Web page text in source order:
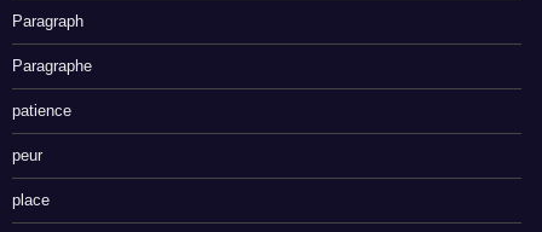
Paragraph
Paragraphe
patience
peur
place